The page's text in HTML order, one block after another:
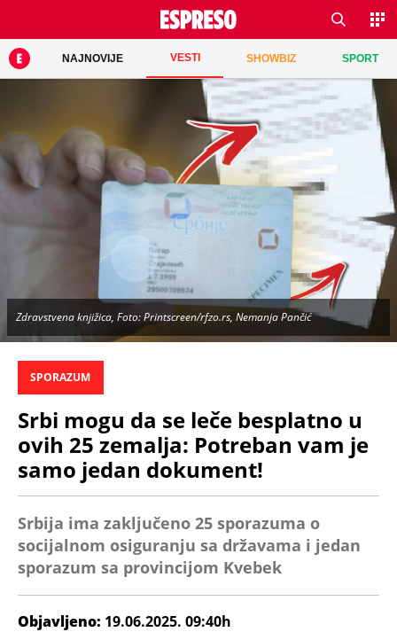
NAJNOVIJE VESTI SHOWBIZ SPORT
Zdravstvena knjižica, Foto: Printscreen/rfzo.rs, Nemanja Pančić
SPORAZUM
Srbi mogu da se leče besplatno u
ovih 25 zemalja: Potreban vam je
samo jedan dokument!
Srbija ima zaključeno 25 sporazuma o
socijalnom osiguranju sa državama i jedan
sporazum sa provincijom Kvebek
Objavljeno: 19.06.2025. 09:40h